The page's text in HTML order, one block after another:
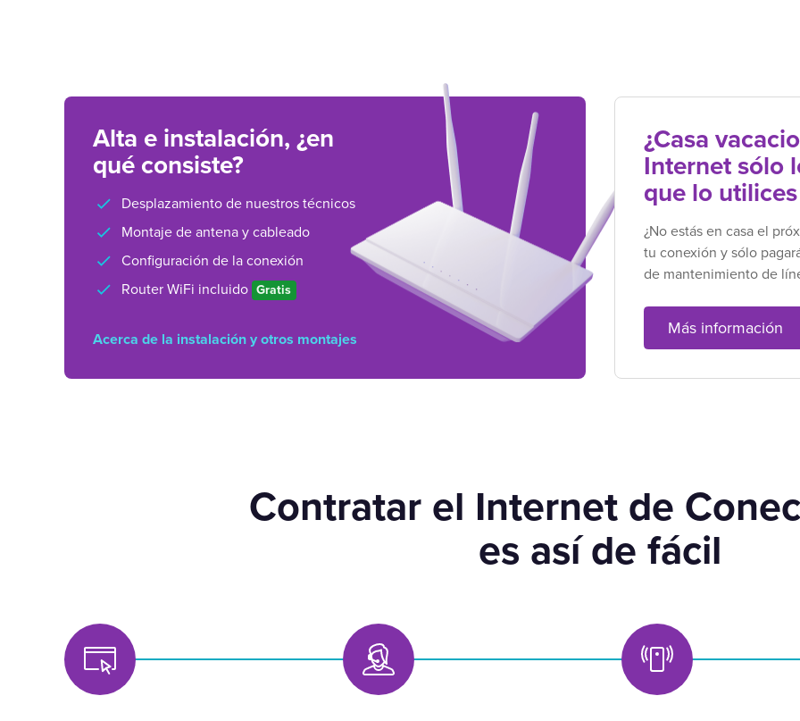
Alta e instalación, ¿en
qué consiste?
Desplazamiento de nuestros técnicos
Montaje de antena y cableado
Configuración de la conexión
Router WiFi incluido Gratis
Acerca de la instalación y otros montajes
¿Casa
Internet sólo
que lo utilices
¿No estás en casa el
tu conexión y sólo
de mantenimiento de
Más información
Contratar el Internet de
es así de fácil